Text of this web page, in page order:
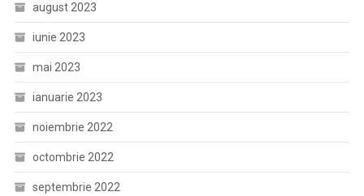
august 2023
iunie 2023
mai 2023
ianuarie 2023
noiembrie 2022
octombrie 2022
septembrie 2022